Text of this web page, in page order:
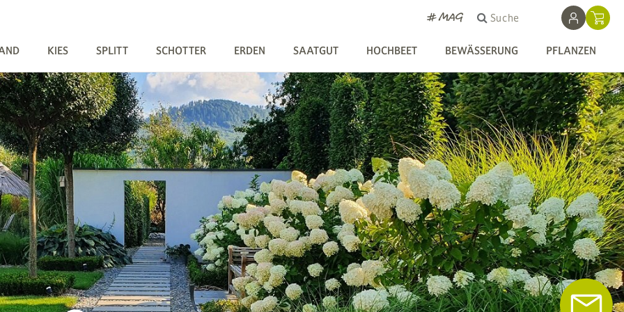
# MAG Suche
KIES SPLITT SCHOTTER ERDEN SAATGUT HOCHBEET BEWÄSSERUNG PFLANZEN